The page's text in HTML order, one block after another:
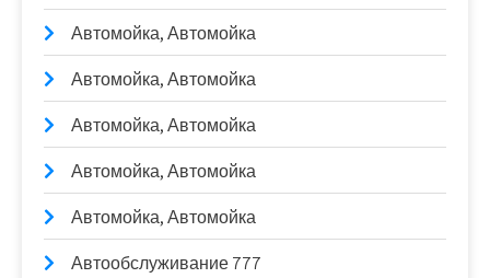
Автомойка, Автомойка
Автомойка, Автомойка
Автомойка, Автомойка
Автомойка, Автомойка
Автомойка, Автомойка
Автообслуживание 777